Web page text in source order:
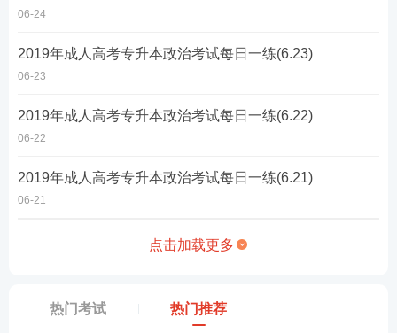
06-24
2019年成人高考专升本政治考试每日一练(6.23)
06-23
2019年成人高考专升本政治考试每日一练(6.22)
06-22
2019年成人高考专升本政治考试每日一练(6.21)
06-21
点击加载更多
热门考试 热门推荐